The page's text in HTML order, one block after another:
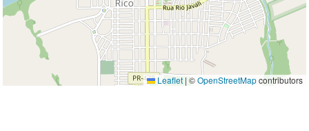
Leaflet | ©OpenStreetMapcontributors